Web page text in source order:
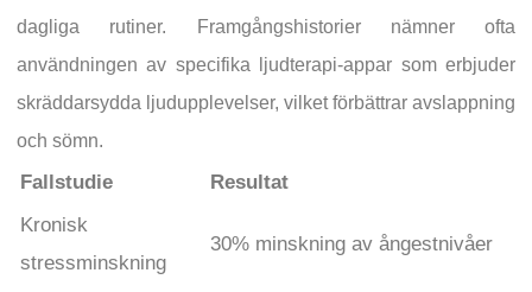
dagliga rutiner. Framgångshistorier nämner ofta
användningen av specifika ljudterapi-appar som erbjuder
skräddarsydda ljudupplevelser, vilket förbättrar avslappning
och sömn.
Fallstudie
Resultat
Kronisk
stressminskning
30% minskning av ångestnivåer